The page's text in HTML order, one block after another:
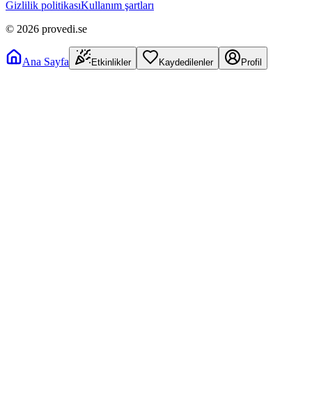
Gizlilik politikasıKullanım şartları
© 2026 provedi.se
Ana Sayfa Etkinlikler Kaydedilenler Profil